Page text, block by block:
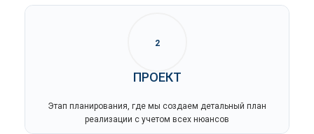
2
ПРОЕКТ
Этап планирования, где мы создаем детальный план
реализации с учетом всех нюансов